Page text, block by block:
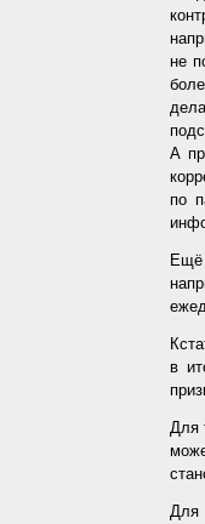
не
А
по
в
Для
Для